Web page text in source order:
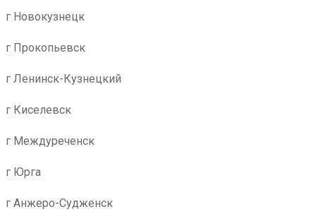
г Новокузнецк
г Прокопьевск
г Ленинск-Кузнецкий
г Киселевск
г Междуреченск
г Юрга
г Анжеро-Судженск